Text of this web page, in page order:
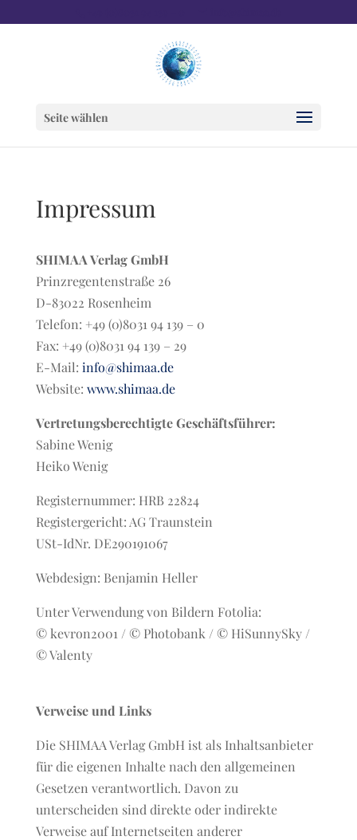
Seite wählen
Impressum
SHIMAA Verlag GmbH
Prinzregentenstraße 26
D-83022 Rosenheim
Telefon: +49 (0)8031 94 139 – 0
Fax: +49 (0)8031 94 139 – 29
E-Mail: info@shimaa.de
Website: www.shimaa.de
Vertretungsberechtigte Geschäftsführer:
Sabine Wenig
Heiko Wenig
Registernummer: HRB 22824
Registergericht: AG Traunstein
USt-IdNr. DE290191067
Webdesign: Benjamin Heller
Unter Verwendung von Bildern Fotolia:
© kevron2001 / © Photobank / © HiSunnySky /
© Valenty
Verweise und Links
Die SHIMAA Verlag GmbH ist als Inhaltsanbieter
für die eigenen Inhalte nach den allgemeinen
Gesetzen verantwortlich. Davon zu
unterscheiden sind direkte oder indirekte
Verweise auf Internetseiten anderer